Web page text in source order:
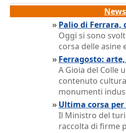
» Palio di Ferrara,
Oggi si sono
corsa delle asine
» Ferragosto:
A Gioia del Colle
contenuto
monumenti
» Ultima corsa
Il Ministro del
raccolta di firme